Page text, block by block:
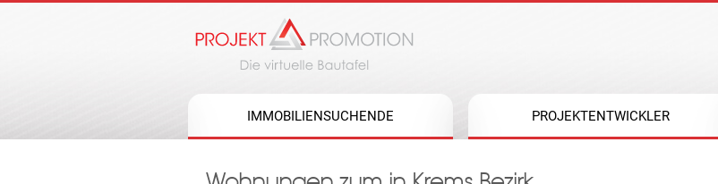
IMMOBILIENSUCHENDE PROJEKTENTWICKLER